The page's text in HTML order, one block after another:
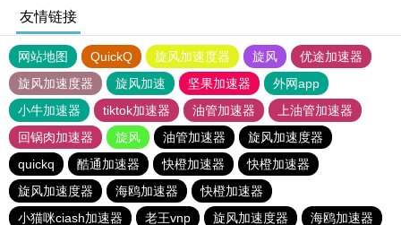
友情链接
网站地图 QuickQ 旋风加速度器 旋风
优途加速器
旋风加速度器
旋风加速 坚果加速器
外网app
小牛加速器
tiktok加速器 油管加速器
上油管加速器
回锅肉加速器
旋风 油管加速器
旋风加速度器
quickq
酷通加速器 快橙加速器
快橙加速器
旋风加速度器
海鸥加速器
快橙加速器
小猫咪ciash加速器
老王vnp 旋风加速度器 海鸥加速器